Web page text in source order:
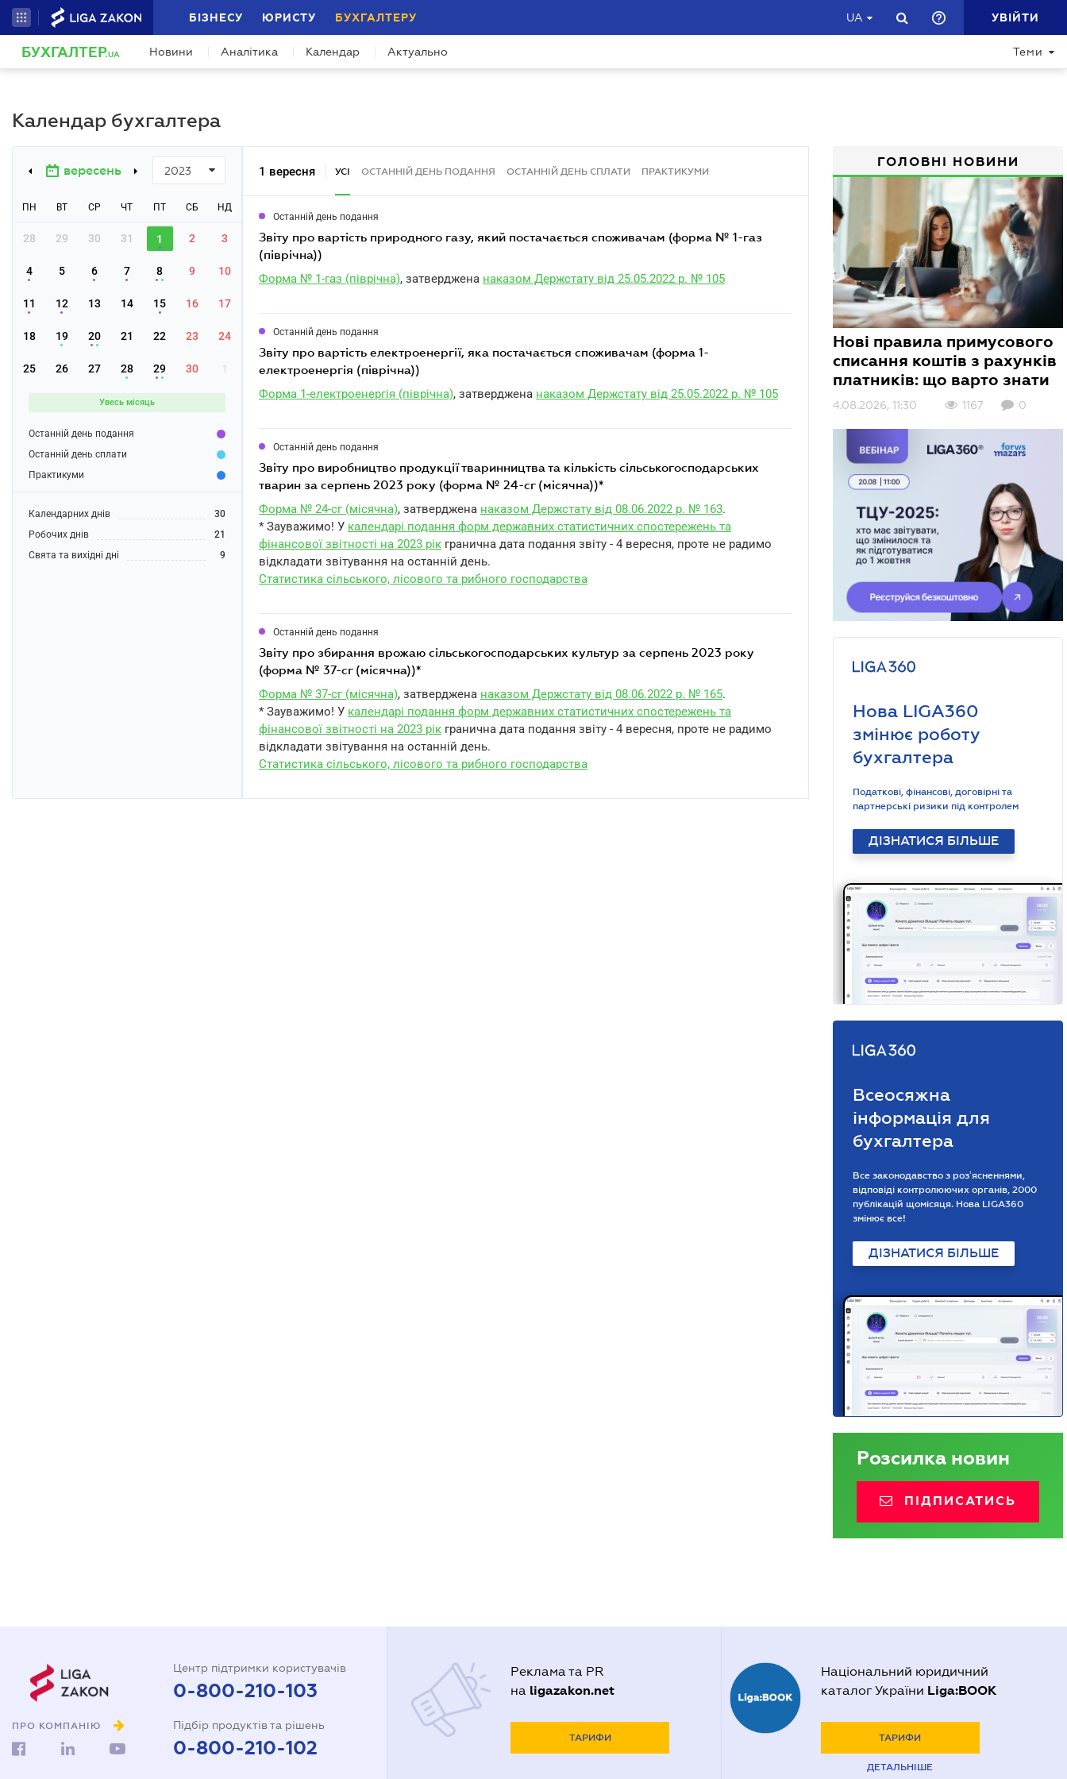
БІЗНЕСУ ЮРИСТУ БУХГАЛТЕРУ UA УВІЙТИ
БУХГАЛТЕР.UA Новини Аналітика Календар Актуально Теми
Календар бухгалтера
вересень 2023
ПН ВТ СР ЧТ ПТ СБ НД
28 29 30 31 1 2 3
4 5 6 7 8 9 10
11 12 13 14 15 16 17
18 19 20 21 22 23 24
25 26 27 28 29 30 1
Увесь місяць
Останній день подання
Останній день сплати
Практикуми
Календарних днів
30
Робочих днів
21
Свята та вихідні дні
9
1 вересня УСІ ОСТАННІЙ ДЕНЬ ПОДАННЯ ОСТАННІЙ ДЕНЬ СПЛАТИ ПРАКТИКУМИ
Останній день подання
звіту про вартість природного газу, який постачається споживачам (форма № 1-газ
(піврічна))
Форма № 1-газ (піврічна), затверджена наказом Держстату від 25.05.2022 р. № 105
Останній день подання
звіту про вартість електроенергії, яка постачається споживачам (форма 1-
електроенергія (піврічна))
Форма 1-електроенергія (піврічна), затверджена наказом Держстату від 25.05.2022 р. № 105
Останній день подання
звіту про виробництво продукції тваринництва та кількість сільськогосподарських
тварин за серпень 2023 року (форма № 24-сг (місячна))*
Форма № 24-сг (місячна), затверджена наказом Держстату від 08.06.2022 р. № 163.
* Зауважимо! У календарі подання форм державних статистичних спостережень та
фінансової звітності на 2023 рік гранична дата подання звіту - 4 вересня, проте не радимо
відкладати звітування на останній день.
Статистика сільського, лісового та рибного господарства
Останній день подання
звіту про збирання врожаю сільськогосподарських культур за серпень 2023 року
(форма № 37-сг (місячна))*
Форма № 37-сг (місячна), затверджена наказом Держстату від 08.06.2022 р. № 165.
* Зауважимо! У календарі подання форм державних статистичних спостережень та
фінансової звітності на 2023 рік гранична дата подання звіту - 4 вересня, проте не радимо
відкладати звітування на останній день.
Статистика сільського, лісового та рибного господарства
ГОЛОВНІ НОВИНИ
Нові правила примусового
списання коштів з рахунків
платників: що варто знати
4.08.2026, 11:30 1167 0
Нова LIGA360
змінює роботу
бухгалтера
Податкові, фінансові, договірні та
партнерські ризики під контролем
ДІЗНАТИСЯ БІЛЬШЕ
Всеосяжна
інформація для
бухгалтера
Все законодавство з розʼясненнями,
відповіді контролюючих органів, 2000
публікацій щомісяця. Нова LIGA360
змінює все!
ДІЗНАТИСЯ БІЛЬШЕ
Розсилка новин
ПІДПИСАТИСЬ
ПРО КОМПАНІЮ
Центр підтримки користувачів
0-800-210-103
Підбір продуктів та рішень
0-800-210-102
Реклама та PR
на ligazakon.net
ТАРИФИ
Національний юридичний
каталог України Liga:BOOK
ТАРИФИ
ДЕТАЛЬНІШЕ